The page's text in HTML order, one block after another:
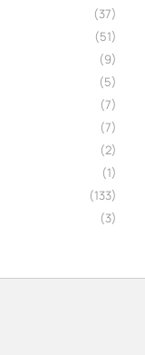
(37)
(51)
(9)
(5)
(7)
(7)
(2)
(1)
(133)
(3)